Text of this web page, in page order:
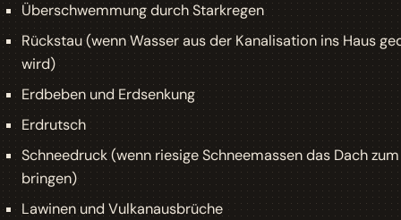
Überschwemmung durch Starkregen
Rückstau (wenn Wasser aus der Kanalisation ins Haus
wird)
Erdbeben und Erdsenkung
Erdrutsch
Schneedruck (wenn riesige Schneemassen das Dach
bringen)
Lawinen und Vulkanausbrüche